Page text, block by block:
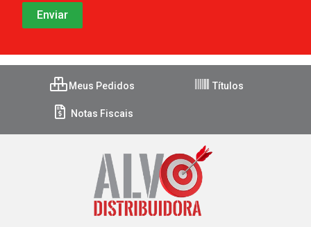
Meus Pedidos Títulos
Notas Fiscais